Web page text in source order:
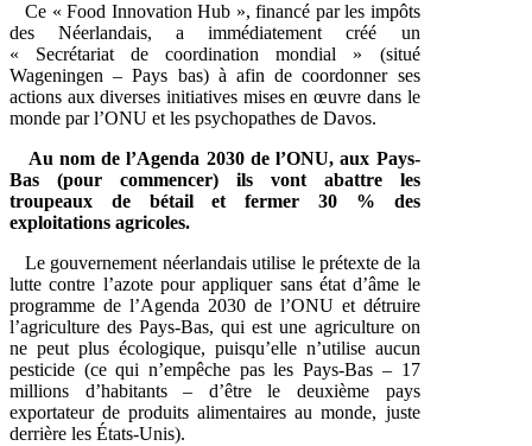
Ce « Food Innovation Hub », financé par les impôts
des Néerlandais, a immédiatement créé un
« Secrétariat de coordination mondial » (situé
Wageningen – Pays bas) à afin de coordonner ses
actions aux diverses initiatives mises en œuvre dans le
monde par l’ONU et les psychopathes de Davos.
Au nom de l’Agenda 2030 de l’ONU, aux Pays-
Bas (pour commencer) ils vont abattre les
troupeaux de bétail et fermer 30 % des
exploitations agricoles.
Le gouvernement néerlandais utilise le prétexte de la
lutte contre l’azote pour appliquer sans état d’âme le
programme de l’Agenda 2030 de l’ONU et détruire
l’agriculture des Pays-Bas, qui est une agriculture on
ne peut plus écologique, puisqu’elle n’utilise aucun
pesticide (ce qui n’empêche pas les Pays-Bas – 17
millions d’habitants – d’être le deuxième pays
exportateur de produits alimentaires au monde, juste
derrière les États-Unis).